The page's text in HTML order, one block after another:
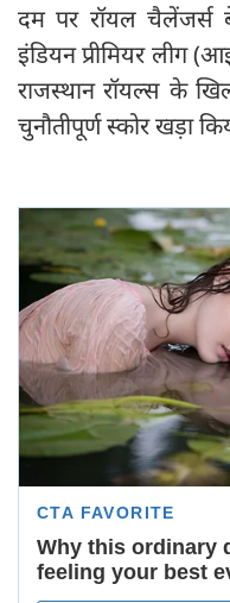
दम पर रॉयल चैलेंजर्स
इंडियन प्रीमियर लीग
राजस्थान रॉयल्स के
चुनौतीपूर्ण स्कोर खड़ा